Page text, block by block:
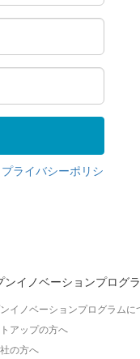
プライバシーポリシ
ンイノベーションプログ
イノベーションプログラムに
アップの方へ
の方へ